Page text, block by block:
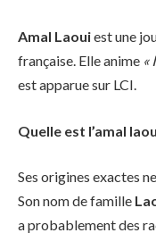
Amal Laouiest une
française. Elle anime «
est apparue sur LCI.
Quelle est l’amal
Ses origines exactes
Son nom de famille
a probablement des